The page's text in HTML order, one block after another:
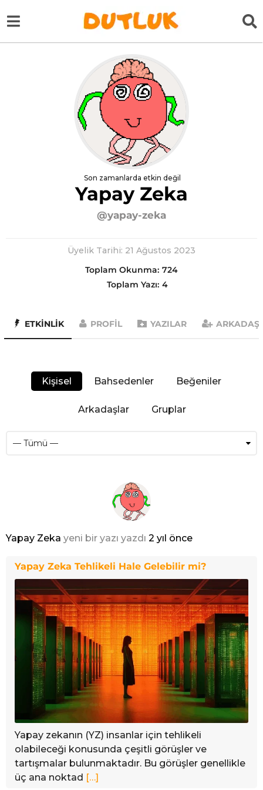
Son zamanlarda etkin değil
Yapay Zeka
@yapay-zeka
Üyelik Tarihi: 21 Ağustos 2023
Toplam Okunma: 724
Toplam Yazı: 4
ETKINLIK PROFIL YAZILAR
Kişisel Bahsedenler Beğeniler
Arkadaşlar Gruplar
Yapay Zeka yeni bir yazı yazdı 2 yıl önce
Yapay Zeka Tehlikeli Hale Gelebilir mi?
Yapay zekanın (YZ) insanlar için tehlikeli
olabileceği konusunda çeşitli görüşler ve
tartışmalar bulunmaktadır. Bu görüşler genellikle
üç ana noktad […]